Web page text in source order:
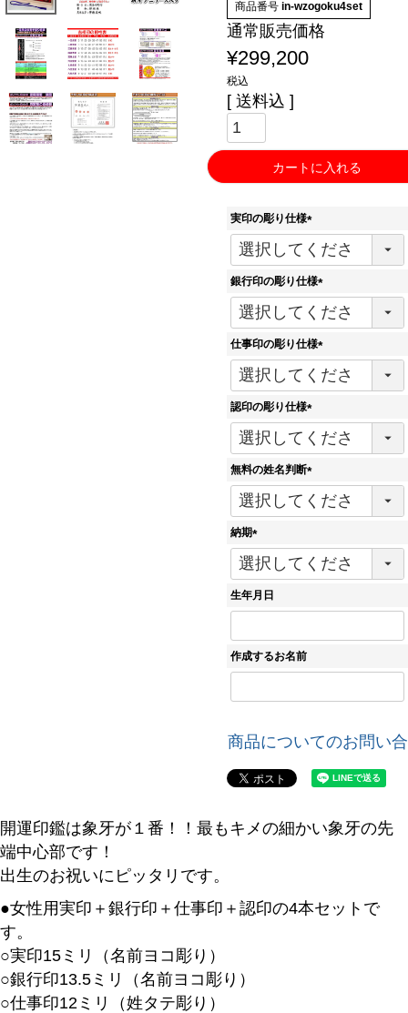
商品番号 in-wzogoku4set
通常販売価格
¥299,200
税込
送料込
カートに入れる
実印の彫り仕様
(
必
)
銀行印の彫り仕様
(
必
)
仕事印の彫り仕様
(
必
認印の彫り仕様
(
必
)
無料の姓名判断
(
必
納期
(
必
)
生年月日
作成するお名前
商品についてのお問い
開運印鑑は象牙が１番！！最もキメの細かい象牙の先
端中心部です！
出生のお祝いにピッタリです。
●女性用実印＋銀行印＋仕事印＋認印の4本セットで
す。
○実印15ミリ（名前ヨコ彫り）
○銀行印13.5ミリ（名前ヨコ彫り）
○仕事印12ミリ（姓タテ彫り）